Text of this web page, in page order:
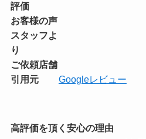
評価
お客様の声
スタッフよ
り
ご依頼店舗
引用元
Googleレビュー
高評価を頂く安心の理由